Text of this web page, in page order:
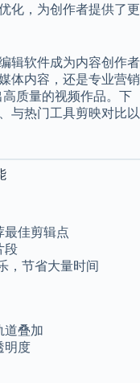
化，为创作者提供了更
辑软件成为内容创作者
体内容，还是专业营销
质量的视频作品。下
与热门工具剪映对比以
最佳剪辑点
段
，节省大量时间
道叠加
明度